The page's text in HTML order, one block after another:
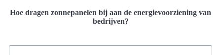
Hoe dragen zonnepanelen bij aan de energievoorziening van
bedrijven?